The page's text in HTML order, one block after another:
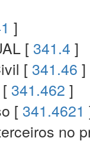
]
[ 341.4 ]
[ 341.46 ]
341.462 ]
[ 341.4621
no